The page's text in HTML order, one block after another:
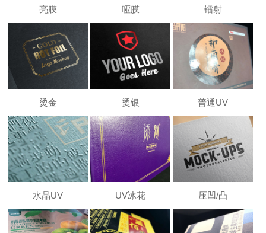
亮膜 哑膜 镭射
烫金 烫银 普通UV
水晶UV UV冰花 压凹/凸